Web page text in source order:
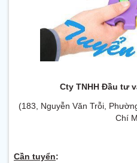
Cty TNHH Đầu tư
(183, Nguyễn Văn Trỗi,
Chí
Cần tuyển: